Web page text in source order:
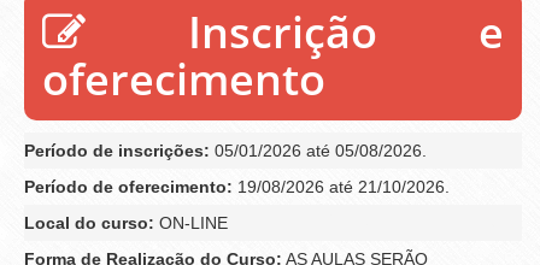
Inscrição e
oferecimento
Período de inscrições: 05/01/2026 até 05/08/2026.
Período de oferecimento: 19/08/2026 até 21/10/2026.
Local do curso: ON-LINE
Forma de Realização do Curso: AS AULAS SERÃO